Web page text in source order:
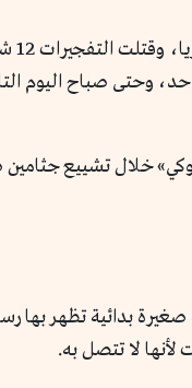
من نوع «ووكي توكي» خلال
بدائية تظهر بها
لأنها لا تتصل به.